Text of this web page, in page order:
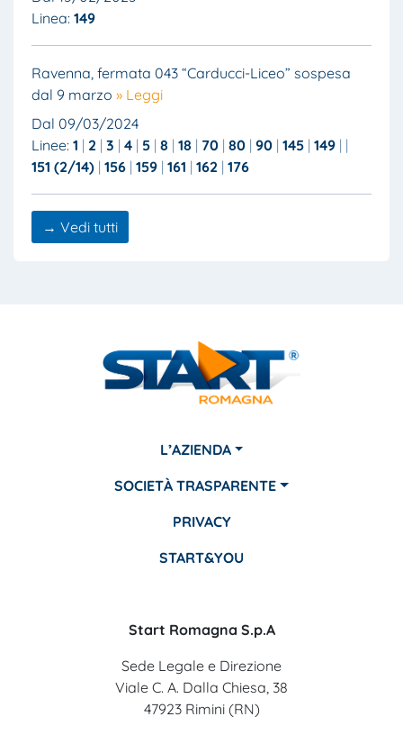
Linea: 149
Ravenna, fermata 043 “Carducci-Liceo” sospesa
dal 9 marzo » Leggi
Dal 09/03/2024
Linee: 1 2 3 4 5 8 18 70 80 90 145 149
151 (2/14) 156 159 161 162 176
→ Vedi tutti
L’AZIENDA
SOCIETÀ TRASPARENTE
PRIVACY
START&YOU
Start Romagna S.p.A
Sede Legale e Direzione
Viale C. A. Dalla Chiesa, 38
47923 Rimini (RN)